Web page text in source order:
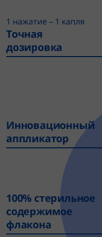
1 нажатие – 1 капля
Точная
дозировка
Инновационный
аппликатор
100% стерильное
содержимое
флакона